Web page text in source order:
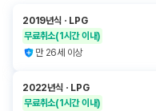
2019년식 ㆍ LPG
무료취소(1시간 이내)
만 26세 이상
2022년식 ㆍ LPG
무료취소(1시간 이내)